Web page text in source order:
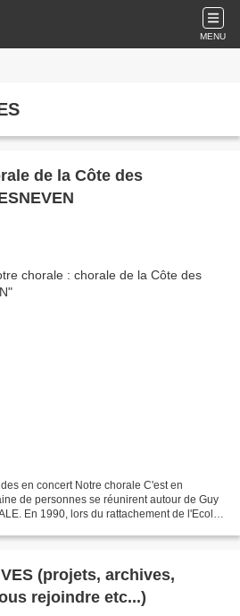
MENU
de la Côte des
en concert Notre chorale C'est en
de personnes se réunirent autour de Guy
En 1990, lors du rattachement de l'Ecole
rejoindre etc...)